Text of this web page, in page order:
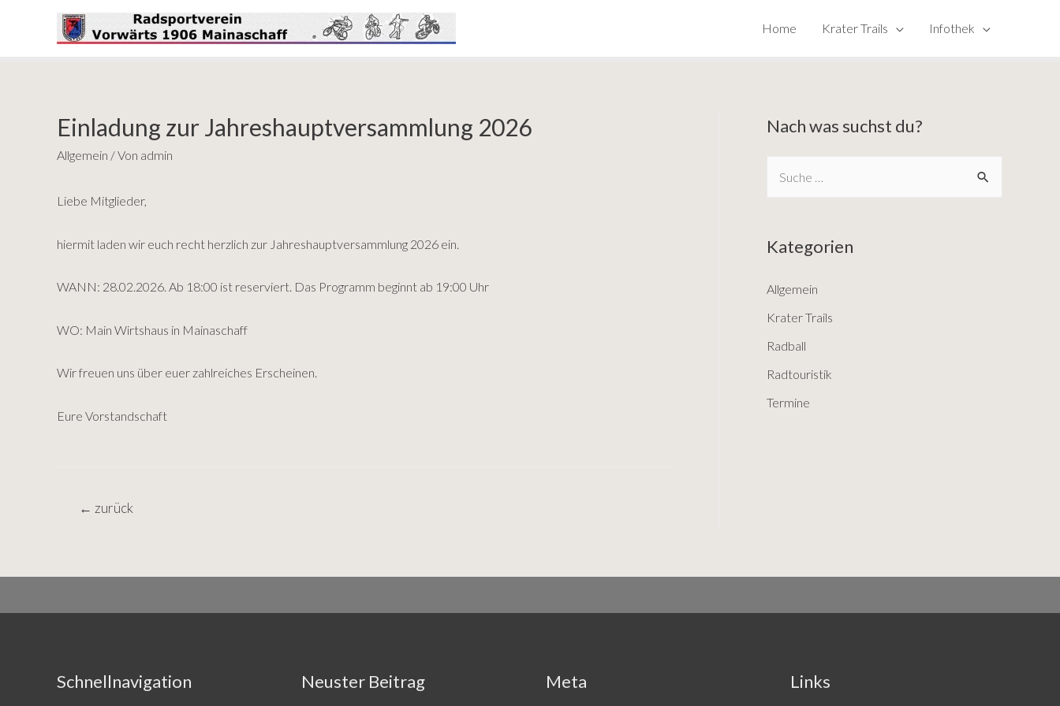
Home Krater Trails Infothek
Einladung zur Jahreshauptversammlung 2026
Allgemein / Von admin
Liebe Mitglieder,
hiermit laden wir euch recht herzlich zur Jahreshauptversammlung 2026 ein.
WANN: 28.02.2026. Ab 18:00 ist reserviert. Das Programm beginnt ab 19:00 Uhr
WO: Main Wirtshaus in Mainaschaff
Wir freuen uns über euer zahlreiches Erscheinen.
Eure Vorstandschaft
Beitragsnavigation
← zurück
Nach was suchst du?
r
h
f
o
r
Kategorien
Allgemein
Krater Trails
Radball
Radtouristik
Termine
Schnellnavigation Neuster Beitrag Meta Links